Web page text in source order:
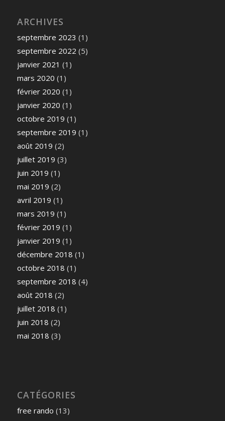
ARCHIVES
septembre 2023 (1)
septembre 2022 (5)
janvier 2021 (1)
mars 2020 (1)
février 2020 (1)
janvier 2020 (1)
octobre 2019 (1)
septembre 2019 (1)
août 2019 (2)
juillet 2019 (3)
juin 2019 (1)
mai 2019 (2)
avril 2019 (1)
mars 2019 (1)
février 2019 (1)
janvier 2019 (1)
décembre 2018 (1)
octobre 2018 (1)
septembre 2018 (4)
août 2018 (2)
juillet 2018 (1)
juin 2018 (2)
mai 2018 (3)
CATÉGORIES
free rando (13)